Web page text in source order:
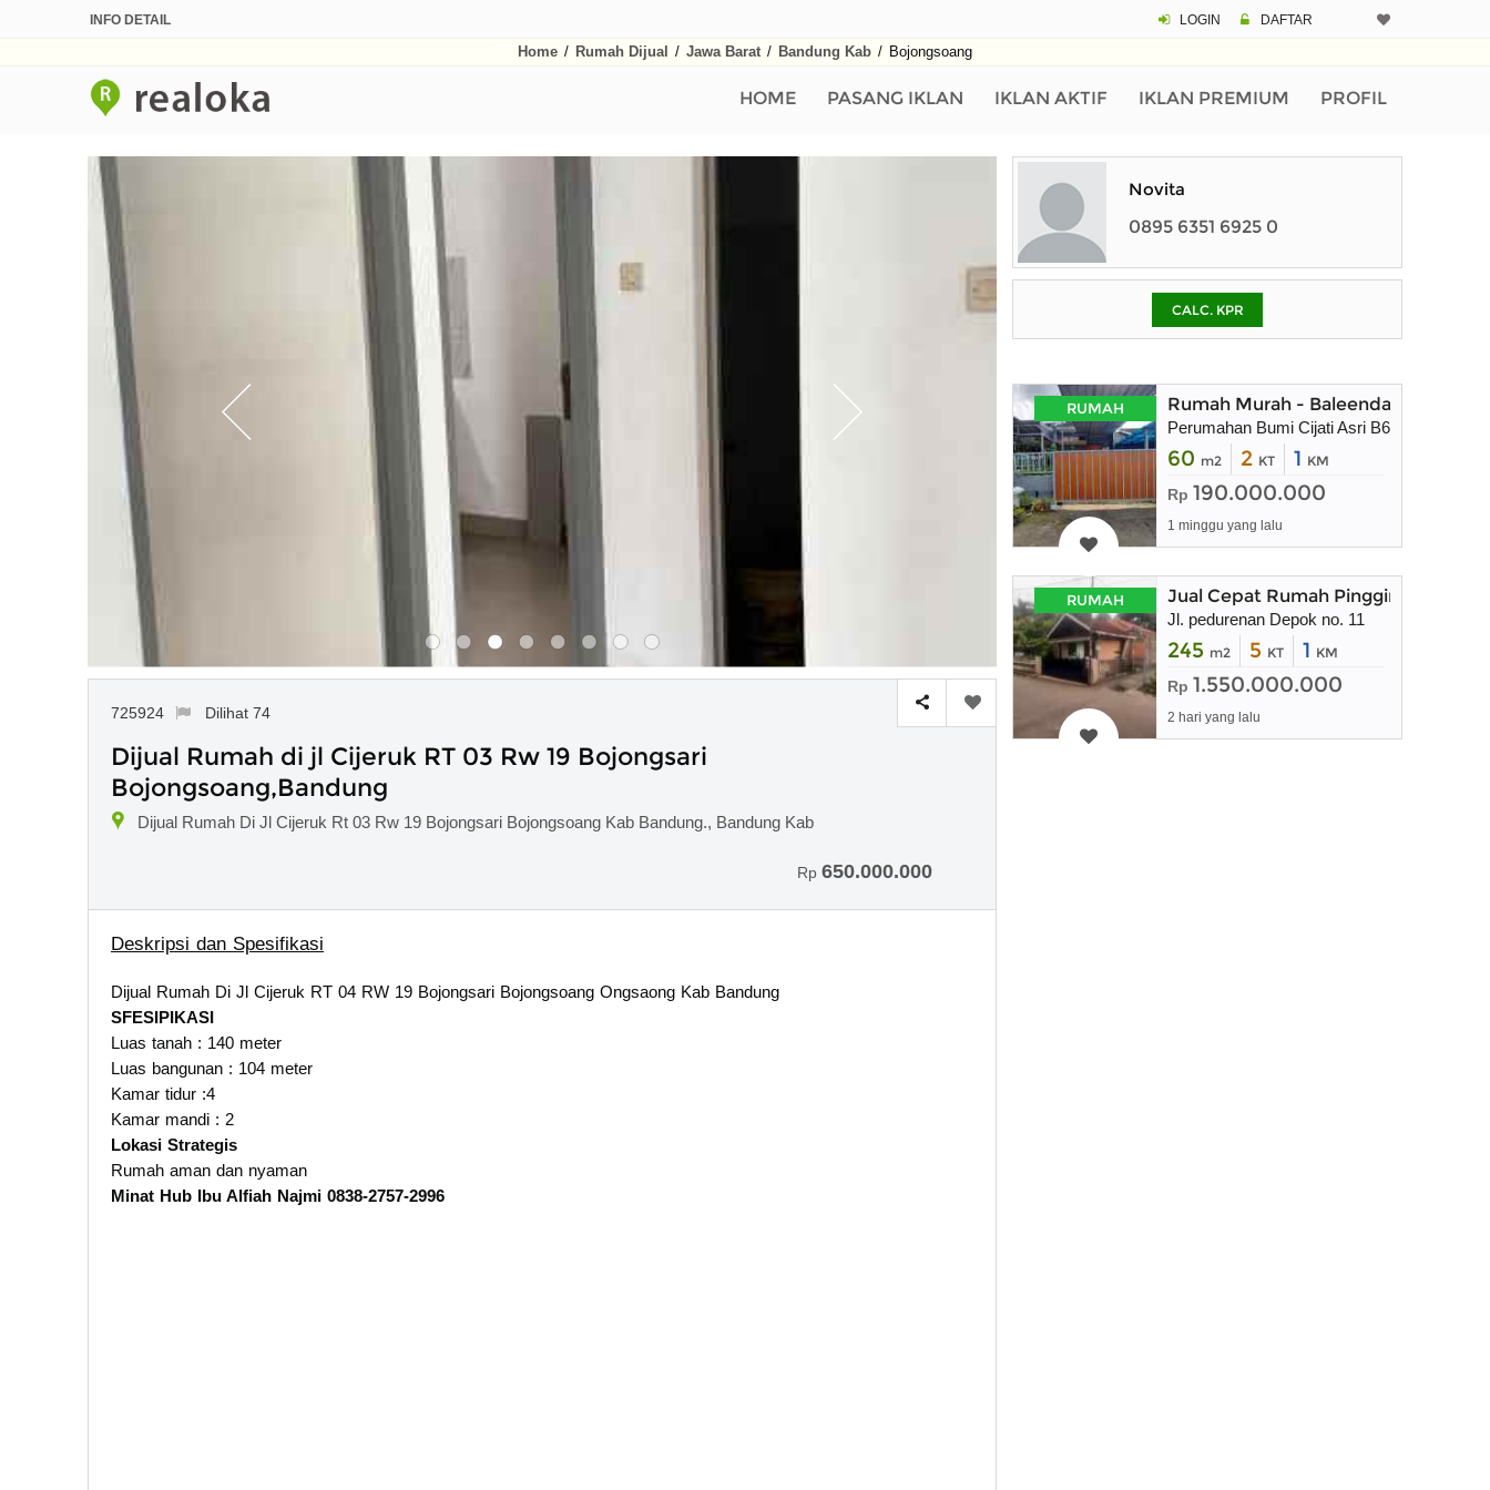
INFO DETAIL LOGIN DAFTAR
Home / Rumah Dijual / Jawa Barat / Bandung Kab / Bojongsoang
HOME PASANG IKLAN IKLAN AKTIF IKLAN PREMIUM PROFIL
725924 Dilihat 74
Dijual Rumah di jl Cijeruk RT 03 Rw 19 Bojongsari
Bojongsoang,Bandung
Dijual Rumah Di Jl Cijeruk Rt 03 Rw 19 Bojongsari Bojongsoang Kab Bandung., Bandung Kab
Rp 650.000.000
Deskripsi dan Spesifikasi
Dijual Rumah Di Jl Cijeruk RT 04 RW 19 Bojongsari Bojongsoang Ongsaong Kab Bandung
SFESIPIKASI
Luas tanah : 140 meter
Luas bangunan : 104 meter
Kamar tidur :4
Kamar mandi : 2
Lokasi Strategis
Rumah aman dan nyaman
Minat Hub Ibu Alfiah Najmi 0838-2757-2996
Pinjaman (PIN)
pada kotak-
Novita
0895 6351 6925 0
CALC. KPR
RUMAH Rumah Murah - Baleendah Bandung
Perumahan Bumi Cijati Asri B64 Desa
60 m2 2 KT 1 KM
Rp 190.000.000
1 minggu yang lalu
RUMAH Jual Cepat Rumah Pinggir Jalan
Jl. pedurenan Depok no. 11
245 m2 5 KT 1 KM
Rp 1.550.000.000
2 hari yang lalu